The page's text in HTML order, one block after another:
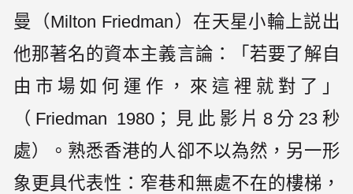
曼（Milton Friedman）在天星小輪上説出
他那著名的資本主義言論：「若要了解自
由市場如何運作，來這裡就對了」
（Friedman 1980；見此影片8分23秒
處）。熟悉香港的人卻不以為然，另一形
象更具代表性：窄巷和無處不在的樓梯，